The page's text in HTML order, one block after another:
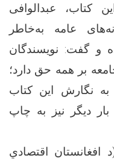
کتاب، عبدالوافی
عامه به‌خاطر
و گفت: نویسندگان
بر همه حق دارد؛
به نگارش این کتاب
بار دیگر نیز به چاپ
اقتصادي